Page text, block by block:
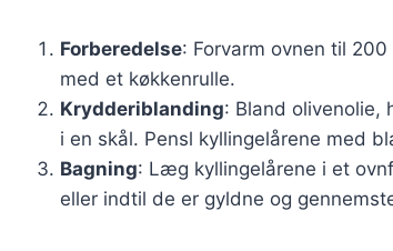
Forberedelse: Forvarm ovnen til
med et køkkenrulle.
Krydderiblanding: Bland olivenolie,
i en skål. Pensl kyllingelårene med
Bagning: Læg kyllingelårene i et
eller indtil de er gyldne og